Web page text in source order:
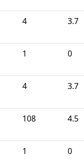
4 3.7
1 0
4 3.7
108 4.5
1 0